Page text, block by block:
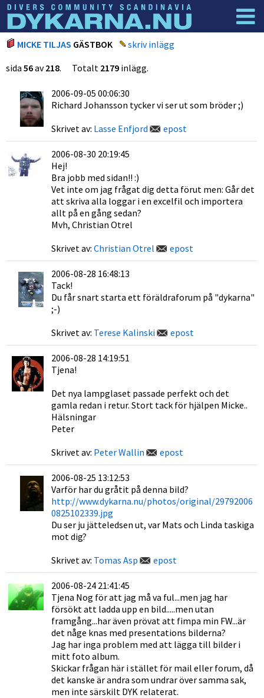
Dyknyheter
MICKE TILJAS GÄSTBOK
skriv inlägg
sida 56av218. Totalt 2179 inlägg.
2006-09-05 00:06:30
Richard Johansson tycker vi ser ut som bröder ;)
Skrivet av: Lasse Enfjord epost
2006-08-30 20:19:45
Hej!
Bra jobb med sidan!! :)
Vet inte om jag frågat dig detta förut men: Går det
att skriva alla loggar i en excelfil och importera
allt på en gång sedan?
Mvh, Christian Otrel
Skrivet av: Christian Otrel epost
2006-08-28 16:48:13
Tack!
Du får snart starta ett föräldraforum på "dykarna"
;-)
Skrivet av: Terese Kalinski epost
2006-08-28 14:19:51
Tjena!
Det nya lampglaset passade perfekt och det
gamla redan i retur. Stort tack för hjälpen Micke..
Hälsningar
Peter
Skrivet av: Peter Wallin epost
2006-08-25 13:12:53
Varför har du gråtit på denna bild?
http://www.dykarna.nu/photos/original/29792006
0825102339.jpg
Du ser ju jätteledsen ut, var Mats och Linda taskiga
mot dig?
Skrivet av: Tomas Asp epost
2006-08-24 21:41:45
Tjena Nog för att jag må va ful...men jag har
försökt att ladda upp en bild.....men utan
framgång...har även prövat att fimpa min FW...är
det någe knas med presentations bilderna?
Jag har inga problem med att lägga till bilder i
mitt foto album.
Skickar frågan här i stället för mail eller forum, då
det kanske är andra som undrar över samma sak,
men inte särskilt DYK relaterat.